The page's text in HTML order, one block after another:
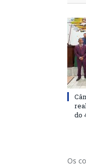
do
Os